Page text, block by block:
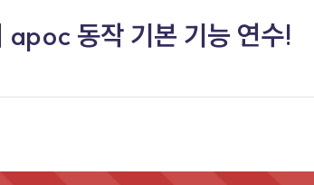
동작 기본 기능 연수!